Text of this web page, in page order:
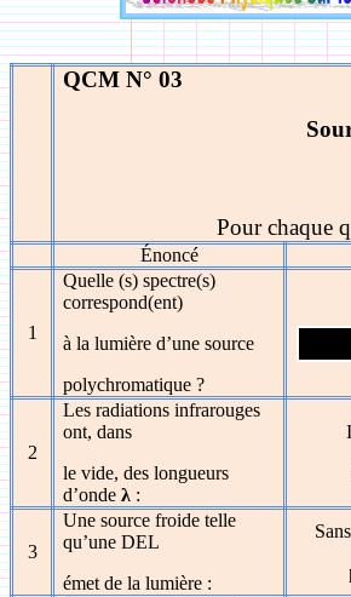
QCM N° 03
Pour chaque
Énoncé
1
Quelle (s) spectre(s)
correspond(ent)
à la lumière d’une source
polychromatique ?
2
Les radiations infrarouges
ont, dans
le vide, des longueurs
d’onde λ :
3
Une source froide telle
qu’une DEL
émet de la lumière :